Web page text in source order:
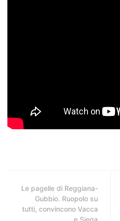
Le pagelle di Reggiana-
Gubbio. Ruopolo su
tutti, convincono Vacca
e Siega